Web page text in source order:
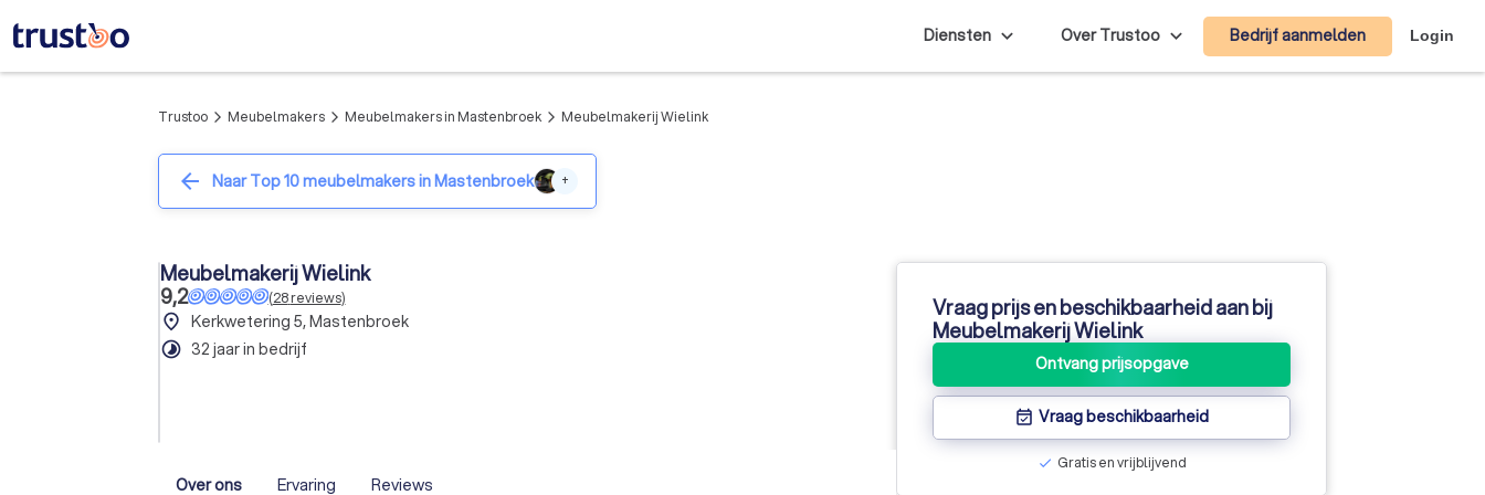
Diensten Over Trustoo Bedrijf aanmelden Login
Trustoo arrow_forward_ios Meubelmakers arrow_forward_ios Meubelmakers in Mastenbroek arrow_forward_ios Meubelmakerij Wielink
arrow_back Naar Top 10 meubelmakers in Mastenbroek +
Meubelmakerij Wielink
9,2
(28reviews)
place Kerkwetering 5, Mastenbroek
timelapse 32 jaar in bedrijf
Over ons Ervaring Reviews
Vraag prijs en beschikbaarheid aan bij
Meubelmakerij Wielink
Ontvang prijsopgave
event_available Vraag beschikbaarheid
check Gratis en vrijblijvend